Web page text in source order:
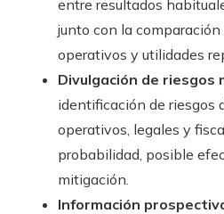
entre resultados
junto con la
operativos y utilidades
Divulgación de riesgos
identificación de riesgos
operativos, legales y
probabilidad, posible
mitigación.
Información